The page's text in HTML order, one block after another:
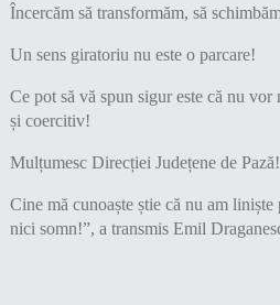
Încercăm să transformăm, să
Un sens giratoriu nu este o parcare!
Ce pot să vă spun sigur este că nu
și coercitiv!
Mulțumesc Direcției Județene de Pază!
Cine mă cunoaște știe că nu am
nici somn!”, a transmis Emil